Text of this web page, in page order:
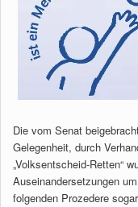
Die vom Senat
Gelegenheit, durch
„Volksentscheid-Retten“
Auseinandersetzungen
folgenden Prozedere